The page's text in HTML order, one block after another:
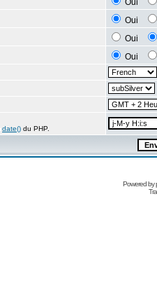
Oui
Oui
Oui
Oui
date() du PHP.
Powered by